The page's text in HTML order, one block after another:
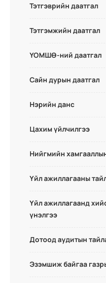
Тэтгэврийн даатгал
Тэтгэмжийн даатгал
ҮОМШӨ-ний даатгал
Сайн дурын даатгал
Нэрийн данс
Цахим үйлчилгээ
Нийгмийн
Үйл ажиллагааны
Үйл ажиллагаанд
үнэлгээ
Дотоод аудитын
Эзэмшиж байгаа